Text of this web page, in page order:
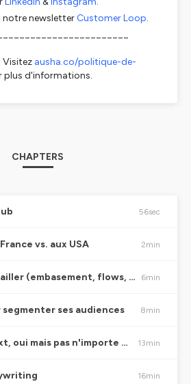
notre newsletter Customer Loop.
Visitez ausha.co/politique-de-
plus d'informations.
CHAPTERS
56sec
vs. aux USA 2min
Les 3 sujets à travailler (embasement, flows, newsletters) 6min
ses audiences 8min
Les mails plain-text, oui mais pas n'importe comment ! 13min
16min